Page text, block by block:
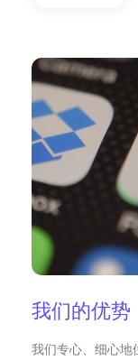
我们的优势
我们专心、细心地